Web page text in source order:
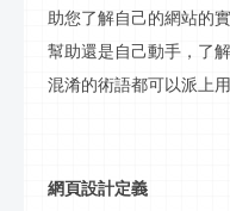
助您了解自己的網站的
幫助還是自己動手，了
混淆的術語都可以派上用
網頁設計定義